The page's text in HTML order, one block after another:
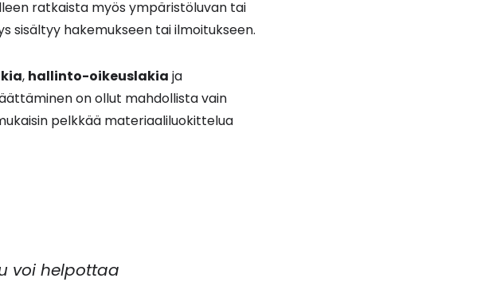
ratkaista myös ympäristöluvan tai
sisältyy hakemukseen tai ilmoitukseen.
, hallinto-oikeuslakia ja
on ollut mahdollista vain
pelkkää materiaaliluokittelua
voi helpottaa